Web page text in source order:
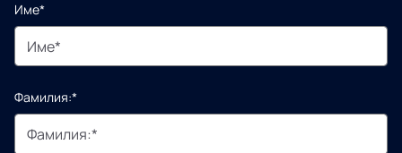
Име*
Фамилия:*